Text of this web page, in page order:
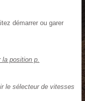
démarrer ou garer
la position p.
le sélecteur de vitesses